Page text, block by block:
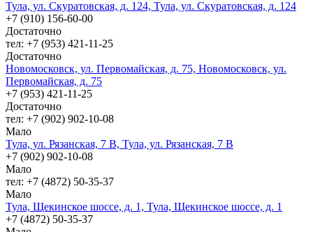
Тула, ул. Скуратовская, д. 124, Тула, ул. Скуратовская, д. 124
+7 (910) 156-60-00
Достаточно
тел: +7 (953) 421-11-25
Достаточно
Новомосковск, ул. Первомайская, д. 75, Новомосковск, ул.
Первомайская, д. 75
+7 (953) 421-11-25
Достаточно
тел: +7 (902) 902-10-08
Мало
Тула, ул. Рязанская, 7 В, Тула, ул. Рязанская, 7 В
+7 (902) 902-10-08
Мало
тел: +7 (4872) 50-35-37
Мало
Тула, Щекинское шоссе, д. 1, Тула, Щекинское шоссе, д. 1
+7 (4872) 50-35-37